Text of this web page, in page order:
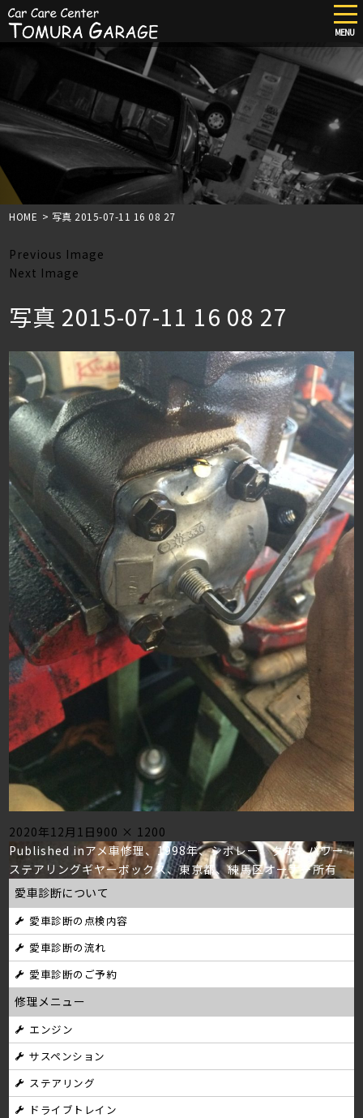
content
MENU
HOME > 写真 2015-07-11 16 08 27
Previous Image
Next Image
写真 2015-07-11 16 08 27
Posted
on
2020年12月1日 Full
size
900 × 1200
投
稿
ナ
ビ
ゲ
ー
シ
ョ
ン
Published inアメ車修理、1998年、シボレー、タホ、パワー
ステアリングギヤーボックス、東京都、練馬区オーナー所有
愛車診断について
愛車診断の点検内容
愛車診断の流れ
愛車診断のご予約
修理メニュー
エンジン
サスペンション
ステアリング
ドライブトレイン